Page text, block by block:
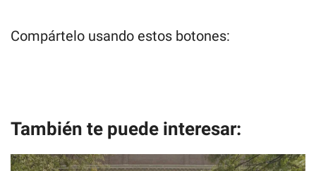
Compártelo usando estos botones:
También te puede interesar: